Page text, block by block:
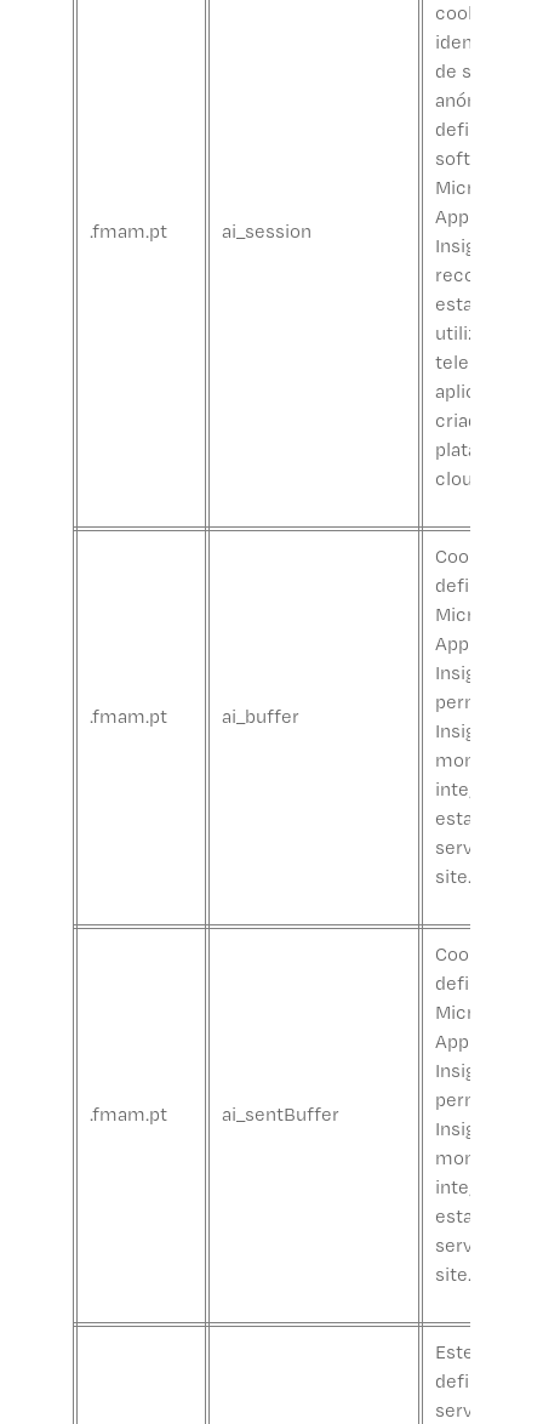
.fmam.pt ai_session
cookie de
de sessão
anónimo
definido
software
Microsoft
Application
Insights
recolher
estatísticos
utilização e
telemetria
aplicações
criadas na
plataforma
cloud Azure.
.fmam.pt ai_buffer
Cookies
definidos
Microsoft
Application
Insights,
permitem
Insights
monitorizar
integridade
estado do
servidor e
site.
.fmam.pt ai_sentBuffer
Cookies
definidos
Microsoft
Application
Insights,
permitem
Insights
monitorizar
integridade
estado do
servidor e
site.
Este cookie
definido
serviço de